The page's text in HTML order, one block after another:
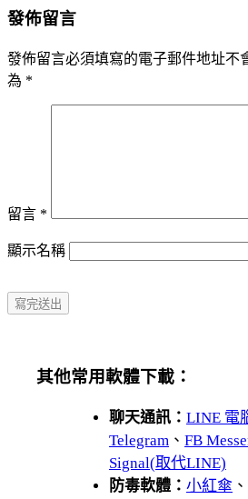
發佈留言
發佈留言必須填寫的電子郵件地址不
為 *
留言 *
顯示名稱
其他常用軟體下載：
聊天通訊： LINE 電
Telegram 、 FB
Signal(取代LINE)
防毒軟體： 小紅傘 、